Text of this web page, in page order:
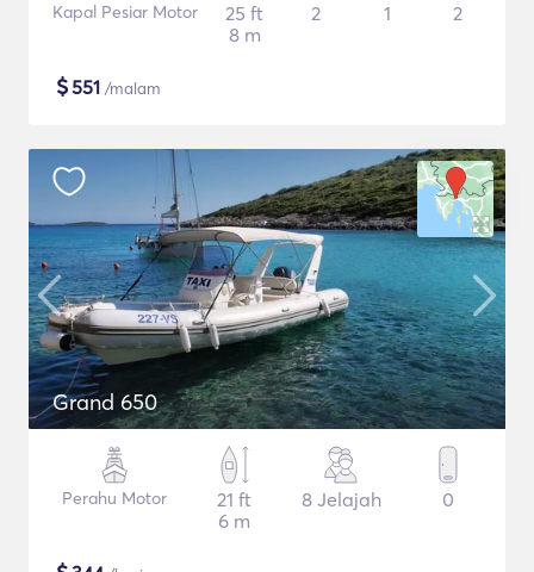
Kapal Pesiar Motor
25 ft
8 m
2 1 2
$551 /malam
Grand 650
Perahu Motor
21 ft
6 m
8 Jelajah 0